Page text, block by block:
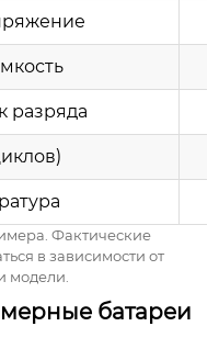
разряда
Фактические
в зависимости от
модели.
батареи